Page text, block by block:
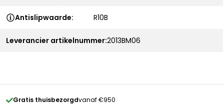
Antislipwaarde: R10B
Leverancier artikelnummer:2013BM06
Gratis thuisbezorgdvanaf €950